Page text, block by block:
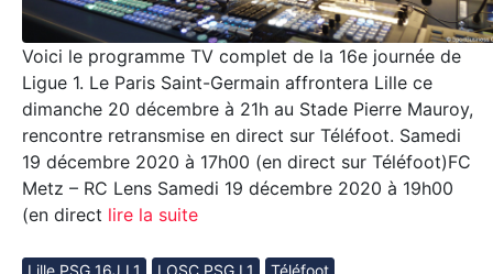
Voici le programme TV complet de la 16e journée de
Ligue 1. Le Paris Saint-Germain affrontera Lille ce
dimanche 20 décembre à 21h au Stade Pierre Mauroy,
rencontre retransmise en direct sur Téléfoot. Samedi
19 décembre 2020 à 17h00 (en direct sur Téléfoot)FC
Metz – RC Lens Samedi 19 décembre 2020 à 19h00
(en direct lire la suite